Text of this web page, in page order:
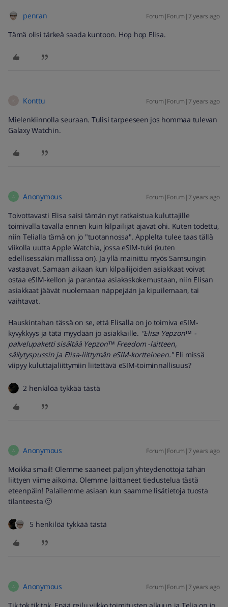
penran Forum|Forum|7 years ago
Tämä olisi tärkeä saada kuntoon. Hop hop Elisa.
Konttu Forum|Forum|7 years ago
Mielenkiinnolla seuraan. Tulisi tarpeeseen jos hommaa tulevan
Galaxy Watchin.
A Anonymous Forum|Forum|7 years ago
Toivottavasti Elisa saisi tämän nyt ratkaistua kuluttajille
toimivalla tavalla ennen kuin kilpailijat ajavat ohi. Kuten todettu,
niin Telialla tämä on jo "tuotannossa". Applelta tulee taas tällä
viikolla uutta Apple Watchia, jossa eSIM-tuki (kuten
edellisessäkin mallissa on). Ja yllä mainittu myös Samsungin
vastaavat. Samaan aikaan kun kilpailijoiden asiakkaat voivat
ostaa eSIM-kellon ja parantaa asiakaskokemustaan, niin Elisan
asiakkaat jäävät nuolemaan näppejään ja kipuilemaan, tai
vaihtavat.
Hauskintahan tässä on se, että Elisalla on jo toimiva eSIM-
kyvykkyys ja tätä myydään jo asiakkaille. "Elisa Yepzon™ -
palvelupaketti sisältää Yepzon™ Freedom -laitteen,
säilytyspussin ja Elisa-liittymän eSIM-kortteineen."Eli missä
viipyy kuluttajaliittymiin liitettävä eSIM-toiminnallisuus?
2 henkilöä tykkää tästä
A Anonymous Forum|Forum|7 years ago
Moikka smail! Olemme saaneet paljon yhteydenottoja tähän
liittyen viime aikoina. Olemme laittaneet tiedustelua tästä
eteenpäin! Palailemme asiaan kun saamme lisätietoja tuosta
tilanteesta 🙂
5 henkilöä tykkää tästä
A Anonymous Forum|Forum|7 years ago